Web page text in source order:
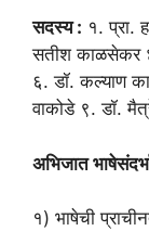
सदस्य : १. प्रा.
सतीश काळसेकर
६. डॉ. कल्याण
वाकोडे ९. डॉ.
अभिजात
१) भाषेची